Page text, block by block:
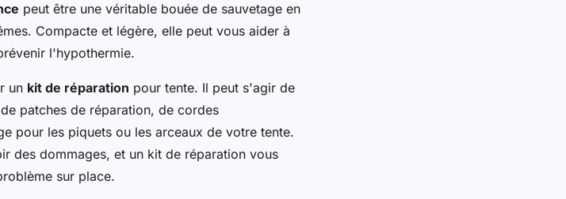
peut être une véritable bouée de sauvetage en
Compacte et légère, elle peut vous aider à
l'hypothermie.
un kit de réparation pour tente. Il peut s'agir de
patches de réparation, de cordes
pour les piquets ou les arceaux de votre tente.
des dommages, et un kit de réparation vous
sur place.